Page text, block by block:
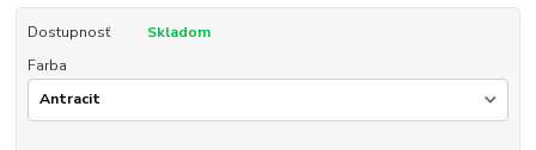
Dostupnosť
Skladom
Farba